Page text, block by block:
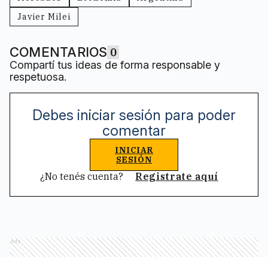
Javier Milei
COMENTARIOS 0
Compartí tus ideas de forma responsable y
respetuosa.
Debes iniciar sesión para poder
comentar
INICIAR
SESIÓN
¿No tenés cuenta? Registrate aquí
Ads